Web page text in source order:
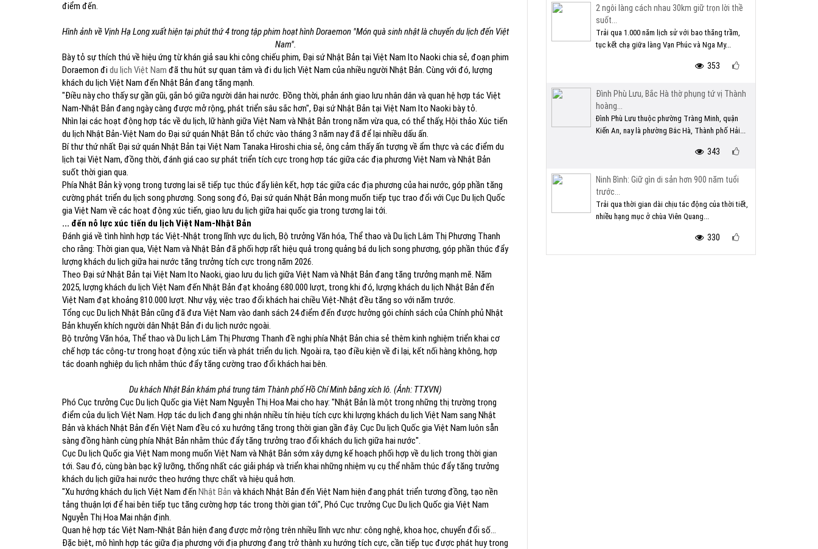
điểm đến.
Hình ảnh về Vịnh Hạ Long xuất hiện tại phút thứ 4 trong tập phim hoạt hình Doraemon "Món quà sinh nhật là chuyến du lịch đến Việt
Nam".
Bày tỏ sự thích thú về hiệu ứng từ khán giả sau khi công chiếu phim, Đại sứ Nhật Bản tại Việt Nam Ito Naoki chia sẻ, đoạn phim
Doraemon đi du lịch Việt Nam đã thu hút sự quan tâm và đi du lịch Việt Nam của nhiều người Nhật Bản. Cùng với đó, lượng
khách du lịch Việt Nam đến Nhật Bản đang tăng mạnh.
"Điều này cho thấy sự gần gũi, gắn bó giữa người dân hai nước. Đồng thời, phản ánh giao lưu nhân dân và quan hệ hợp tác Việt
Nam-Nhật Bản đang ngày càng được mở rộng, phát triển sâu sắc hơn", Đại sứ Nhật Bản tại Việt Nam Ito Naoki bày tỏ.
Nhìn lại các hoạt động hợp tác về du lịch, lữ hành giữa Việt Nam và Nhật Bản trong năm vừa qua, có thể thấy, Hội thảo Xúc tiến
du lịch Nhật Bản-Việt Nam do Đại sứ quán Nhật Bản tổ chức vào tháng 3 năm nay đã để lại nhiều dấu ấn.
Bí thư thứ nhất Đại sứ quán Nhật Bản tại Việt Nam Tanaka Hiroshi chia sẻ, ông cảm thấy ấn tượng về ẩm thực và các điểm du
lịch tại Việt Nam, đồng thời, đánh giá cao sự phát triển tích cực trong hợp tác giữa các địa phương Việt Nam và Nhật Bản
suốt thời gian qua.
Phía Nhật Bản kỳ vọng trong tương lai sẽ tiếp tục thúc đẩy liên kết, hợp tác giữa các địa phương của hai nước, góp phần tăng
cường phát triển du lịch song phương. Song song đó, Đại sứ quán Nhật Bản mong muốn tiếp tục trao đổi với Cục Du lịch Quốc
gia Việt Nam về các hoạt động xúc tiến, giao lưu du lịch giữa hai quốc gia trong tương lai tới.
​... đến nỗ lực xúc tiến du lịch Việt Nam-Nhật Bản
Đánh giá về tình hình hợp tác Việt-Nhật trong ​lĩnh vực du lịch, Bộ trưởng Văn hóa, Thể thao và Du lịch Lâm Thị Phương Thanh
cho rằng: Thời gian qua, Việt Nam và Nhật Bản đã phối hợp rất hiệu quả trong quảng bá du lịch song phương, góp phần thúc đẩy
lượng khách du lịch giữa hai nước tăng trưởng tích cực trong năm 2026.
Theo Đại sứ Nhật Bản tại Việt Nam Ito Naoki, giao lưu du lịch giữa Việt Nam và Nhật Bản đang tăng trưởng mạnh mẽ. Năm
2025, lượng khách du lịch Việt Nam đến Nhật Bản đạt khoảng 680.000 lượt, trong khi đó, lượng khách du lịch Nhật Bản đến
Việt Nam đạt khoảng 810.000 lượt. Như vậy, việc trao đổi khách hai chiều Việt-Nhật đều tăng so với năm trước.
Tổng cục Du lịch Nhật Bản cũng đã đưa Việt Nam vào danh sách 24 điểm đến được hưởng gói chính sách của Chính phủ Nhật
Bản khuyến khích người dân Nhật Bản đi du lịch nước ngoài.
Bộ trưởng Văn hóa, Thể thao và Du lịch Lâm Thị Phương Thanh đề nghị phía Nhật Bản chia sẻ thêm kinh nghiệm triển khai cơ
chế hợp tác công-tư trong hoạt động xúc tiến và phát triển du lịch. Ngoài ra, tạo điều kiện về đi lại, kết nối hàng không, hợp
tác doanh nghiệp du lịch nhằm thúc đẩy tăng cường trao đổi khách hai bên.
Du khách Nhật Bản khám phá trung tâm Thành phố Hồ Chí Minh bằng xích lô. (Ảnh: TTXVN)
Phó Cục trưởng Cục Du lịch Quốc gia Việt Nam Nguyễn Thị Hoa Mai cho hay: "Nhật Bản là một trong những thị trường trọng
điểm của du lịch Việt Nam. Hợp tác du lịch đang ghi nhận nhiều tín hiệu tích cực khi lượng khách du lịch Việt Nam sang Nhật
Bản và khách Nhật Bản đến Việt Nam đều có xu hướng tăng trong thời gian gần đây. Cục Du lịch Quốc gia Việt Nam luôn sẵn
sàng đồng hành cùng phía Nhật Bản nhằm thúc đẩy tăng trưởng trao đổi khách du lịch giữa hai nước".
Cục Du lịch Quốc gia Việt Nam mong muốn Việt Nam và Nhật Bản sớm xây dựng kế hoạch phối hợp về du lịch trong thời gian
tới. Sau đó, cùng bàn bạc kỹ lưỡng, thống nhất các giải pháp và triển khai những nhiệm vụ cụ thể nhằm thúc đẩy tăng trưởng
khách du lịch giữa hai nước theo hướng thực chất và hiệu quả hơn.
"Xu hướng khách du lịch Việt Nam đến Nhật Bản và khách Nhật Bản đến Việt Nam hiện đang phát triển tương đồng, tạo nền
tảng thuận lợi để hai bên tiếp tục tăng cường hợp tác trong thời gian tới", Phó Cục trưởng Cục Du lịch Quốc gia Việt Nam
Nguyễn Thị Hoa Mai nhận định.
Quan hệ hợp tác Việt Nam-Nhật Bản hiện đang được mở rộng trên nhiều lĩnh vực như: công nghệ, khoa học, chuyển đổi số...
Đặc biệt, mô hình hợp tác giữa địa phương với địa phương đang trở thành xu hướng tích cực, cần tiếp tục được phát huy trong
2 ngôi làng cách nhau 30km giữ trọn lời thề
suốt...
Trải qua 1.000 năm lịch sử với bao thăng trầm,
tục kết chạ giữa làng Vạn Phúc và Nga My...
353
Đình Phù Lưu, Bắc Hà thờ phụng tứ vị Thành
hoàng...
Đình Phù Lưu thuộc phường Tràng Minh, quận
Kiến An, nay là phường Bắc Hà, Thành phố Hải...
343
Ninh Bình: Giữ gìn di sản hơn 900 năm tuổi
trước...
Trải qua thời gian dài chịu tác động của thời tiết,
nhiều hạng mục ở chùa Viên Quang...
330